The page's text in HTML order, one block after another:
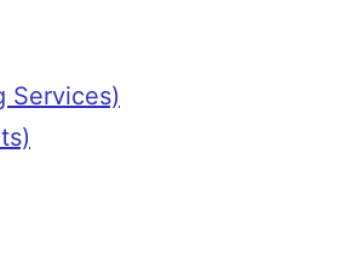
Services)